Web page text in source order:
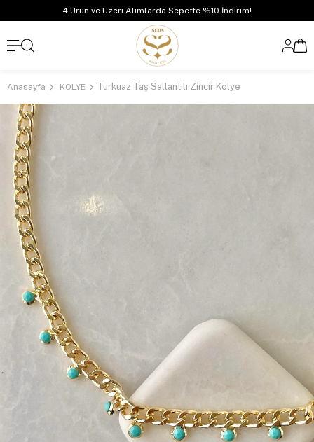
4 Ürün ve Üzeri Alımlarda Sepette %10 İndirim!
Anasayfa KOLYE Turkuaz Taş Sallantılı Zincir Kolye